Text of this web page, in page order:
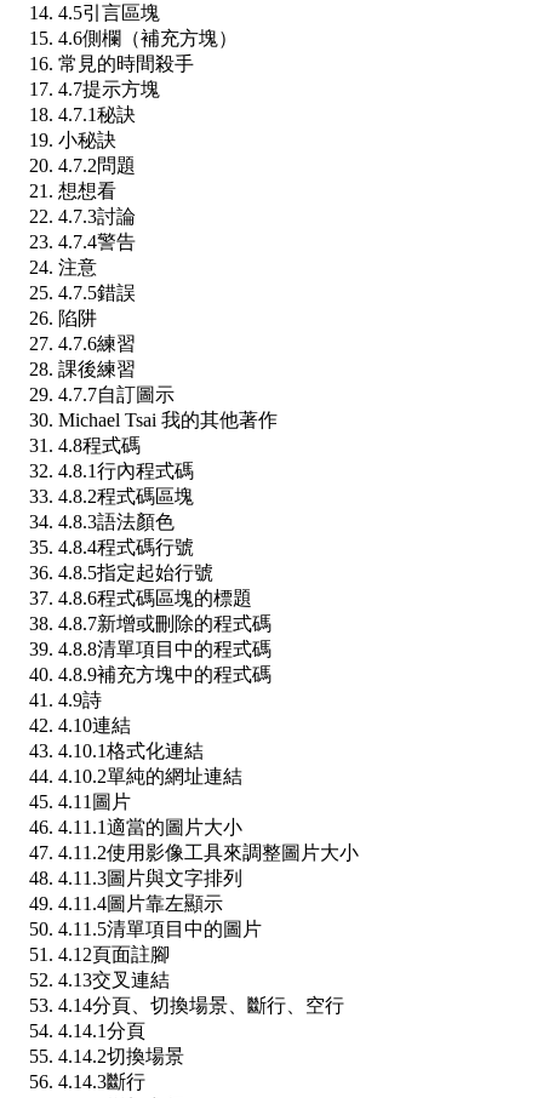
4.5引言區塊
4.6側欄（補充方塊）
常見的時間殺手
4.7提示方塊
4.7.1秘訣
小秘訣
4.7.2問題
想想看
4.7.3討論
4.7.4警告
注意
4.7.5錯誤
陷阱
4.7.6練習
課後練習
4.7.7自訂圖示
Michael Tsai 我的其他著作
4.8程式碼
4.8.1行內程式碼
4.8.2程式碼區塊
4.8.3語法顏色
4.8.4程式碼行號
4.8.5指定起始行號
4.8.6程式碼區塊的標題
4.8.7新增或刪除的程式碼
4.8.8清單項目中的程式碼
4.8.9補充方塊中的程式碼
4.9詩
4.10連結
4.10.1格式化連結
4.10.2單純的網址連結
4.11圖片
4.11.1適當的圖片大小
4.11.2使用影像工具來調整圖片大小
4.11.3圖片與文字排列
4.11.4圖片靠左顯示
4.11.5清單項目中的圖片
4.12頁面註腳
4.13交叉連結
4.14分頁、切換場景、斷行、空行
4.14.1分頁
4.14.2切換場景
4.14.3斷行